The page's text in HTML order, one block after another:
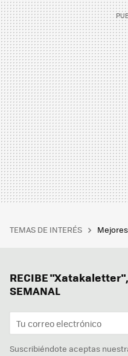
TEMAS DE INTERÉS
RECIBE "Xatakaletter",
SEMANAL
Suscribiéndote aceptas